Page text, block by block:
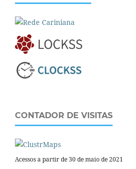
CONTADOR DE VISITAS
Acessos a partir de 30 de maio de 2021